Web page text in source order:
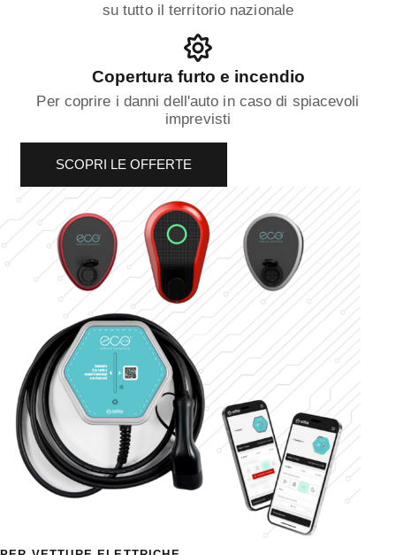
su tutto il territorio nazionale
Copertura furto e incendio
Per coprire i danni dell'auto in caso di spiacevoli
imprevisti
SCOPRI LE OFFERTE